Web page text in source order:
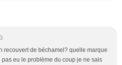
recouvert de béchamel? quelle marque
eu le problème du coup je ne sais